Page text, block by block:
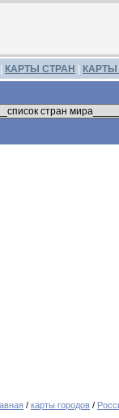
КАРТЫ СТРАН
/ карты городов /